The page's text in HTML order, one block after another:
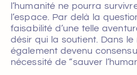
l’humanité ne pourra
l’espace. Par delà la
faisabilité d’une telle
désir qui la soutient. Dans
également devenu
nécessité de “sauver